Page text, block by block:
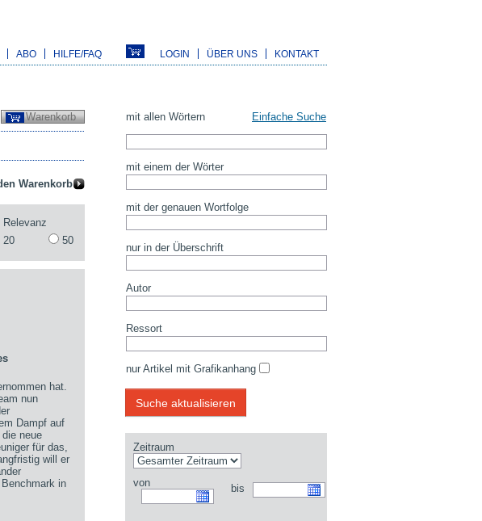
ABO HILFE/FAQ LOGIN ÜBER UNS KONTAKT
Warenkorb
Relevanz
20 50
hat.
nun
Dampf auf
neue
für das,
will er
in
mit allen Wörtern Einfache Suche
mit einem der Wörter
mit der genauen Wortfolge
nur in der Überschrift
Autor
Ressort
nur Artikel mit Grafikanhang
Zeitraum
von bis